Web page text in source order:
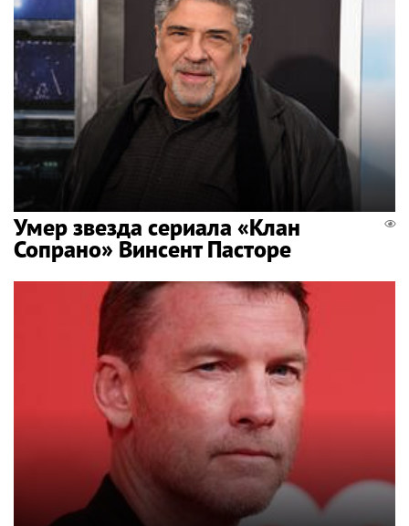
Умер звезда сериала «Клан
Сопрано» Винсент Пасторе